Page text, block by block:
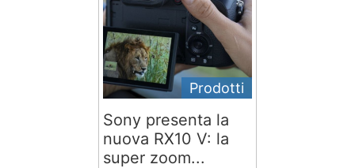
Prodotti
Sony presenta la
nuova RX10 V: la
super zoom...